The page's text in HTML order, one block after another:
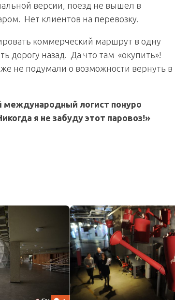
версии, поезд не вышел в
Нет клиентов на перевозку.
коммерческий маршрут в одну
дорогу назад. Да что там «окупить»!
не подумали о возможности вернуть в
международный логист понуро
я не забуду этот паровоз!»